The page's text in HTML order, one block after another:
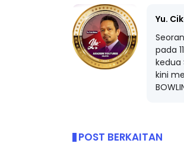
Yu.
pada
kedua
kini
POST BERKAITAN
9 hari yang lalu